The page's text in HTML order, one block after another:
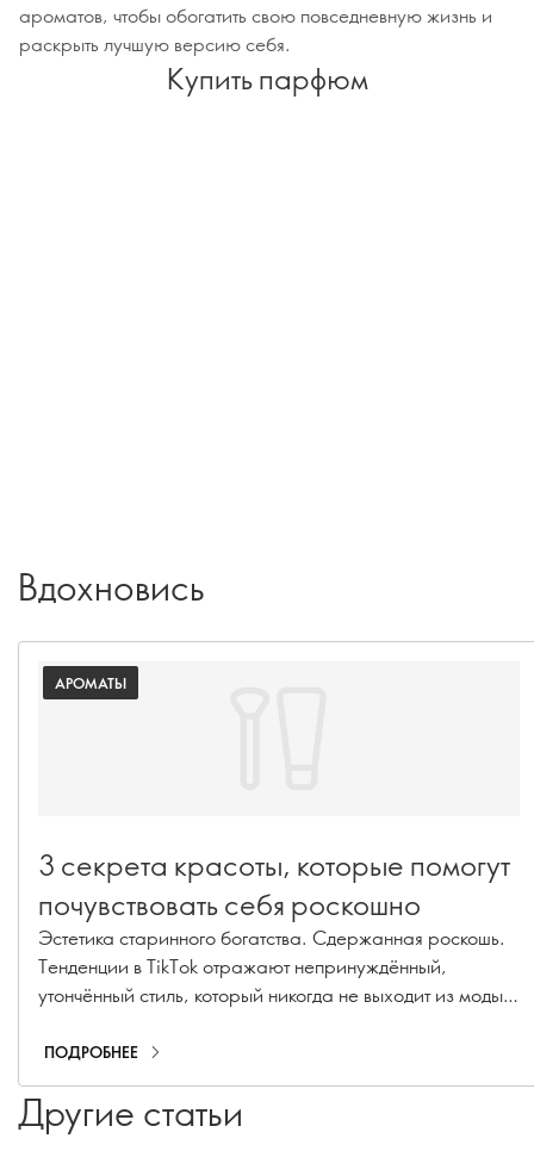
ароматов, чтобы обогатить свою повседневную жизнь и
раскрыть лучшую версию себя.
Купить парфюм
Вдохновись
АРОМАТЫ
3 секрета красоты, которые помогут
почувствовать себя роскошно
Эстетика старинного богатства. Сдержанная роскошь.
Тенденции в TikTok отражают непринуждённый,
утончённый стиль, который никогда не выходит из моды.
экстравагантности, помогут вам почувствовать себя по-
настоящему роскошно.
ПОДРОБНЕЕ
Другие статьи